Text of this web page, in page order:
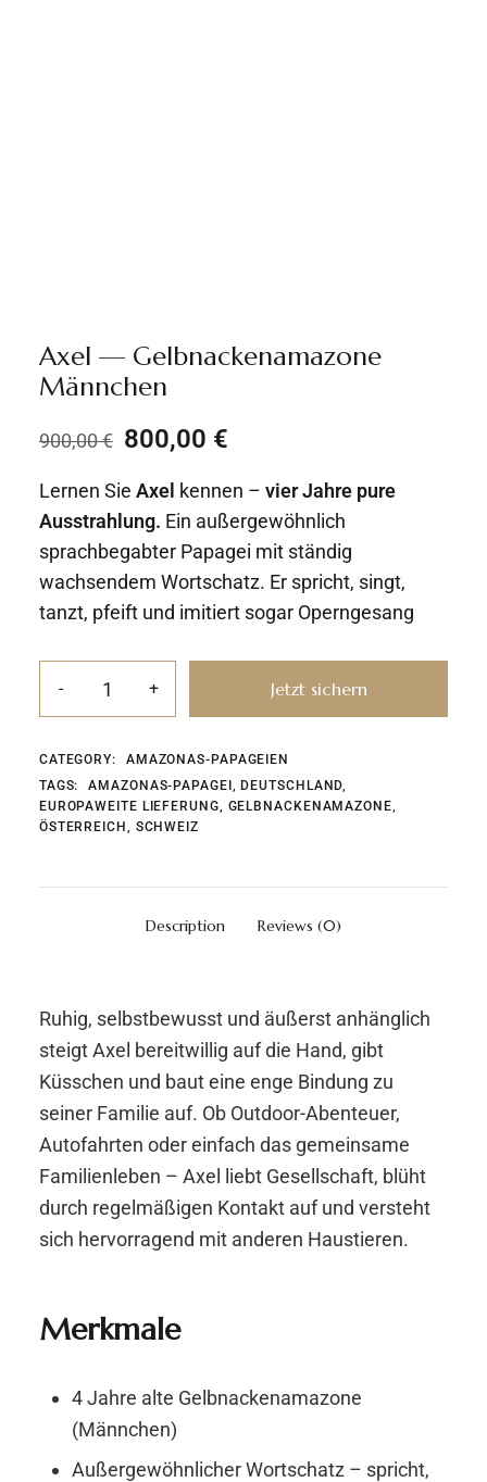
Axel — Gelbnackenamazone
Männchen
900,00€ 800,00 €
Lernen Sie Axel kennen – vier Jahre pure
Ausstrahlung. Ein außergewöhnlich
sprachbegabter Papagei mit ständig
wachsendem Wortschatz. Er spricht, singt,
tanzt, pfeift und imitiert sogar Operngesang
Jetzt sichern
CATEGORY:
AMAZONAS-PAPAGEIEN
TAGS:
AMAZONAS-PAPAGEI , DEUTSCHLAND,
EUROPAWEITE LIEFERUNG, GELBNACKENAMAZONE,
ÖSTERREICH , SCHWEIZ
Description Reviews (0)
Ruhig, selbstbewusst und äußerst anhänglich
steigt Axel bereitwillig auf die Hand, gibt
Küsschen und baut eine enge Bindung zu
seiner Familie auf. Ob Outdoor-Abenteuer,
Autofahrten oder einfach das gemeinsame
Familienleben – Axel liebt Gesellschaft, blüht
durch regelmäßigen Kontakt auf und versteht
sich hervorragend mit anderen Haustieren.
Merkmale
4 Jahre alte Gelbnackenamazone
(Männchen)
Außergewöhnlicher Wortschatz – spricht,